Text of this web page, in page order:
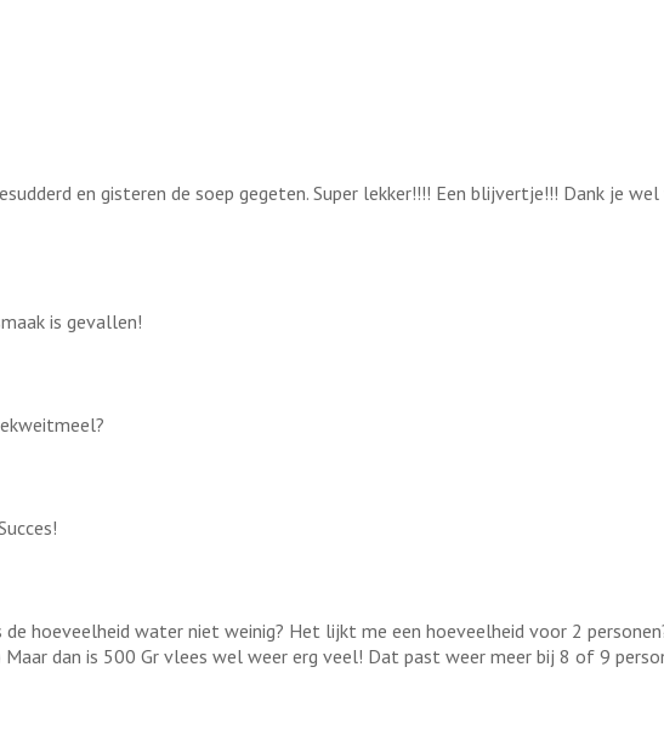
en gisteren de soep gegeten. Super lekker!!!! Een blijvertje!!! Dank je
is gevallen!
hoeveelheid water niet weinig? Het lijkt me een hoeveelheid voor 2
dan is 500 Gr vlees wel weer erg veel! Dat past weer meer bij 8 of 9